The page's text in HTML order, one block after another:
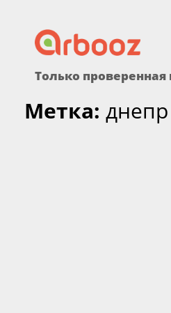
to
content
Только
Метка: днепр